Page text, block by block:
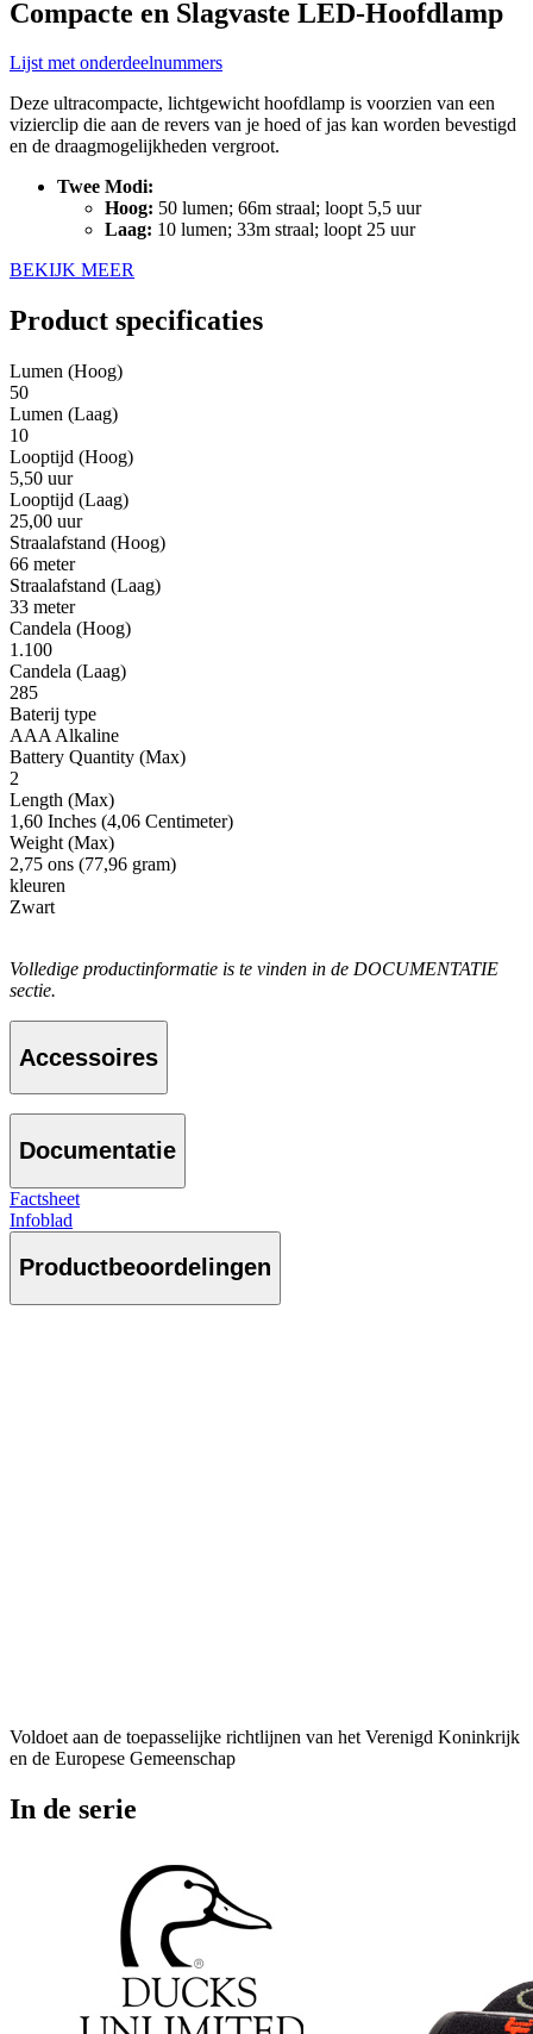
Compacte en Slagvaste LED-Hoofdlamp
Lijst met onderdeelnummers
Deze ultracompacte, lichtgewicht hoofdlamp is voorzien van een
vizierclip die aan de revers van je hoed of jas kan worden bevestigd
en de draagmogelijkheden vergroot.
Twee Modi:
Hoog: 50 lumen; 66m straal; loopt 5,5 uur
Laag: 10 lumen; 33m straal; loopt 25 uur
BEKIJK MEER
Product specificaties
Lumen (Hoog)
50
Lumen (Laag)
10
Looptijd (Hoog)
5,50 uur
Looptijd (Laag)
25,00 uur
Straalafstand (Hoog)
66 meter
Straalafstand (Laag)
33 meter
Candela (Hoog)
1.100
Candela (Laag)
285
Baterij type
AAA Alkaline
Battery Quantity (Max)
2
Length (Max)
1,60 Inches (4,06 Centimeter)
Weight (Max)
2,75 ons (77,96 gram)
kleuren
Zwart
Volledige productinformatie is te vinden in de DOCUMENTATIE
sectie.
Accessoires
Documentatie
Factsheet
Infoblad
Productbeoordelingen
Voldoet aan de toepasselijke richtlijnen van het Verenigd Koninkrijk
en de Europese Gemeenschap
In de serie